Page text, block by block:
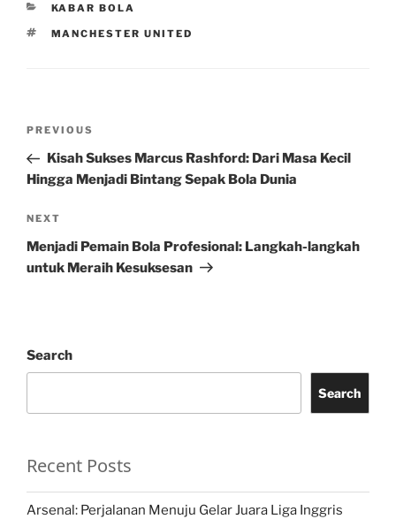
CATEGORIES
KABAR BOLA
TAGS
MANCHESTER UNITED
Previous
Post
PREVIOUS
Kisah Sukses Marcus Rashford: Dari Masa Kecil
Hingga Menjadi Bintang Sepak Bola Dunia
Next
Post
NEXT
Menjadi Pemain Bola Profesional: Langkah-langkah
untuk Meraih Kesuksesan
Search
Search
Recent Posts
Arsenal: Perjalanan Menuju Gelar Juara Liga Inggris